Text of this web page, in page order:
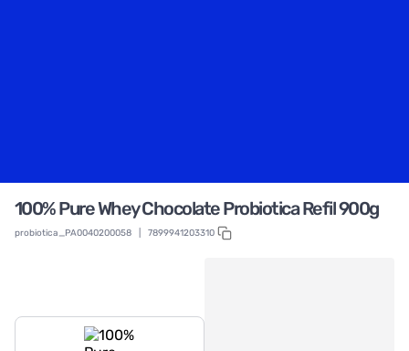
100% Pure Whey Chocolate Probiotica Refil 900g
probiotica_PA0040200058 7899941203310